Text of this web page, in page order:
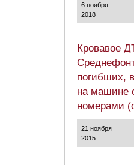
6 ноября
2018
Кровавое
погибших,
на машине
номерами
21 ноября
2015